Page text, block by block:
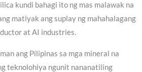
kundi bahagi ito ng mas malawak na
matiyak ang suplay ng mahahalagang
at AI industries.
ang Pilipinas sa mga mineral na
teknolohiya ngunit nananatiling